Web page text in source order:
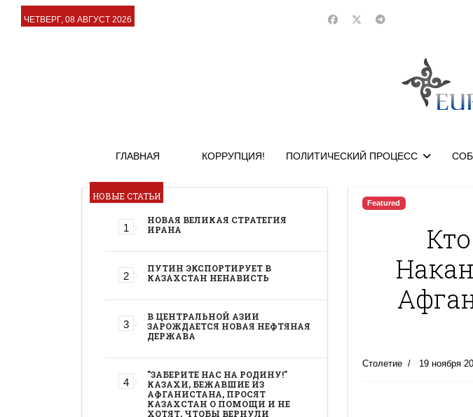
ЧЕТВЕРГ, 08 АВГУСТ 2026
ГЛАВНАЯ КОРРУПЦИЯ! ПОЛИТИЧЕСКИЙ ПРОЦЕСС
НОВЫЕ СТАТЬИ
НОВАЯ ВЕЛИКАЯ СТРАТЕГИЯ
ИРАНА
ПУТИН ЭКСПОРТИРУЕТ В
КАЗАХСТАН НЕНАВИСТЬ
В ЦЕНТРАЛЬНОЙ АЗИИ
ЗАРОЖДАЕТСЯ НОВАЯ НЕФТЯНАЯ
ДЕРЖАВА
"ЗАБЕРИТЕ НАС НА РОДИНУ!"
КАЗАХИ, БЕЖАВШИЕ ИЗ
АФГАНИСТАНА, ПРОСЯТ
КАЗАХСТАН О ПОМОЩИ И НЕ
ХОТЯТ, ЧТОБЫ ВЕРНУЛИ
Featured
Столетие 19 ноября